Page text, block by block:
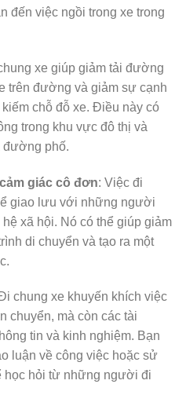
đến việc ngồi trong xe trong
xe giúp giảm tải đường
trên đường và giảm sự cạnh
chỗ đỗ xe. Điều này có
trong khu vực đô thị và
đường phố.
giác cô đơn: Việc đi
giao lưu với những người
xã hội. Nó có thể giúp giảm
di chuyển và tạo ra một
chung xe khuyến khích việc
chuyển, mà còn các tài
tin và kinh nghiệm. Bạn
luận về công việc hoặc sử
học hỏi từ những người đi